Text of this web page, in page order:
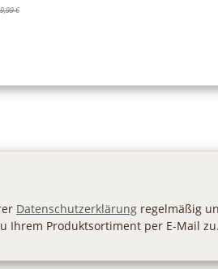
€
Datenschutzerklärung regelmäßig
Ihrem Produktsortiment per E-Mail zu.